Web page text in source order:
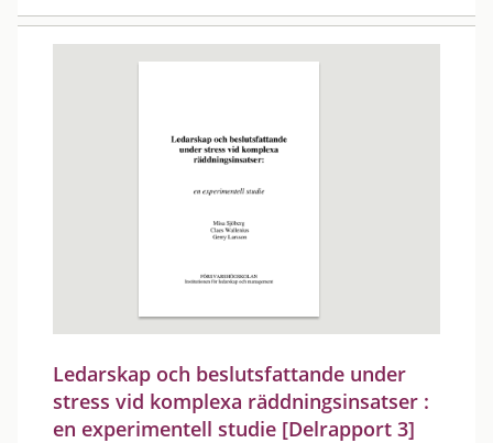
Ledarskap och beslutsfattande under
stress vid komplexa räddningsinsatser :
en experimentell studie [Delrapport 3]